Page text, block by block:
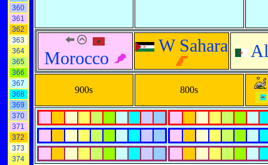
360
361
362
363
364
365
366
367
368
369
370
371
372
373
374
Morocco
W Sahara
900s 800s